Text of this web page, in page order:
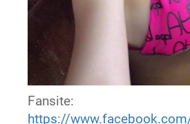
Fansite:
https://